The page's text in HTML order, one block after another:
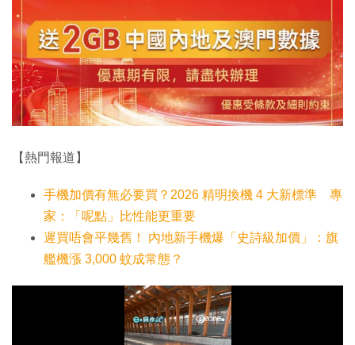
【熱門報道】
手機加價有無必要買？2026 精明換機 4 大新標準 專
家：「呢點」比性能更重要
遲買唔會平幾舊！ 內地新手機爆「史詩級加價」：旗
艦機漲 3,000 蚊成常態？